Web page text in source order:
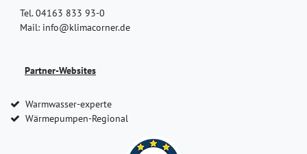
Tel. 04163 833 93-0
Mail: info@klimacorner.de
Partner-Websites
Warmwasser-experte
Wärmepumpen-Regional